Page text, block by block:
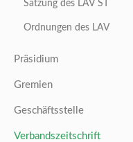
Satzung des LAV ST
Ordnungen des LAV
Präsidium
Gremien
Geschäftsstelle
Verbandszeitschrift